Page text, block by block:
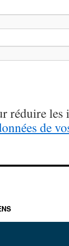
réduire les
de